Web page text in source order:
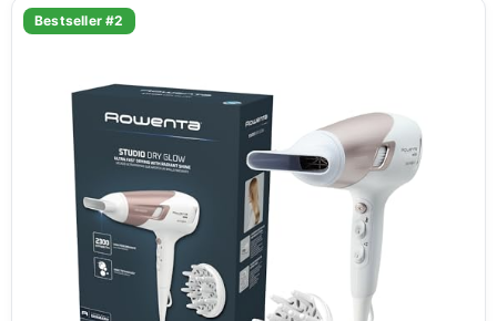
Bestseller #2